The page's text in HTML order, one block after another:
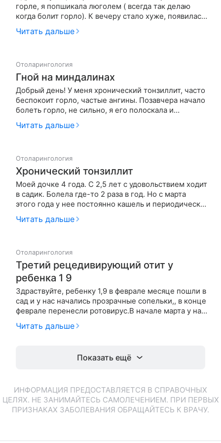
горле, я попшикала люголем ( всегда так делаю
когда болит горло). К вечеру стало хуже, появилась
боль в мышцах, горло заложило, появилось
ощущение чего-то лишнегов горле. Ночью почти
Читать дальше
Отоларингология
Гной на миндалинах
Добрый день! У меня хронический тонзиллит, часто
беспокоит горло, частые ангины. Позавчера начало
болеть горло, не сильно, я его полоскала и
брызгала, также сосала стрепсилс. Вчера сходила в
баню, думала прогреюсь и все пройдет. А сегодня
Читать дальше
Отоларингология
Хронический тонзиллит
Моей дочке 4 года. С 2,5 лет с удовольствием ходит
в садик. Болела где-то 2 раза в год. Но с марта
этого года у нее постоянно кашель и периодически
болит горло. Врач при осмотре сообщила, что у нас
тонзиллит. Прописала тонзилотрен, ингалипт и
Читать дальше
Отоларингология
Третий рецедивирующий отит у
ребенка 1 9
Здраствуйте, ребенку 1,9 в феврале месяце пошли в
сад и у нас начались прозрачные сопельки,, в конце
феврале перенесли ротовирус.В начале марта у нас
потекли оба ушка и была высокая температура , нам
сделали прокол обоих ушек , был гной и слизь
Читать дальше
Показать ещё
ИНФОРМАЦИЯ ПРЕДОСТАВЛЯЕТСЯ В СПРАВОЧНЫХ
ЦЕЛЯХ. НЕ ЗАНИМАЙТЕСЬ САМОЛЕЧЕНИЕМ. ПРИ ПЕРВЫХ
ПРИЗНАКАХ ЗАБОЛЕВАНИЯ ОБРАЩАЙТЕСЬ К ВРАЧУ.